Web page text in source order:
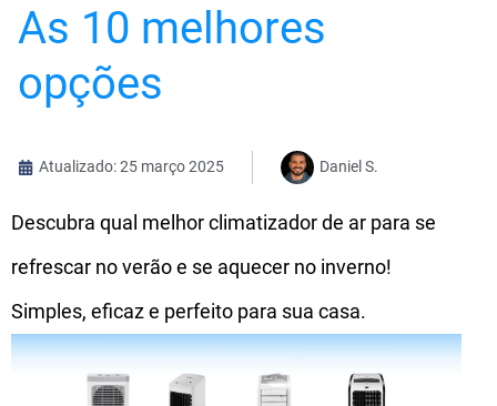
As 10 melhores
opções
Atualizado: 25 março 2025 Daniel S.
Descubra qual melhor climatizador de ar para se
refrescar no verão e se aquecer no inverno!
Simples, eficaz e perfeito para sua casa.